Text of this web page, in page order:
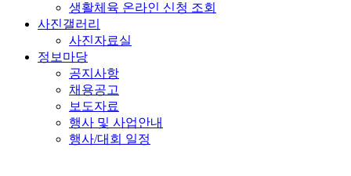
생활체육 온라인 신청 조회
사진갤러리
사진자료실
정보마당
공지사항
채용공고
보도자료
행사 및 사업안내
행사/대회 일정